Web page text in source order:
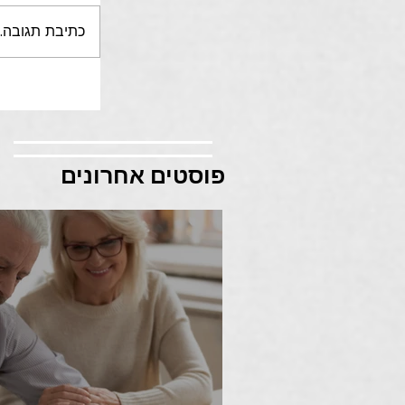
כתיבת
פוסטים אחרונים